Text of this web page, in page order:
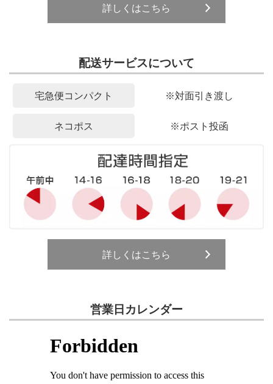
詳しくはこちら
配送サービスについて
宅急便コンパクト ※対面引き渡し
ネコポス ※ポスト投函
詳しくはこちら
営業日カレンダー